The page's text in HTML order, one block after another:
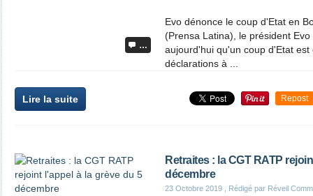
…
Evo dénonce le coup d'Etat en
(Prensa Latina), le président
aujourd'hui qu'un coup d'Etat
déclarations à ...
Lire la suite Repost
Retraites : la CGT RATP
décembre
23 Octobre 2019 , Rédigé par Réveil